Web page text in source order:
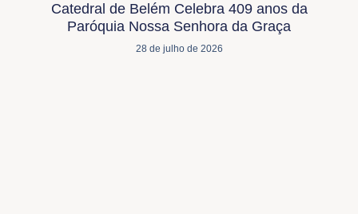
Catedral de Belém Celebra 409 anos da
Paróquia Nossa Senhora da Graça
28 de julho de 2026